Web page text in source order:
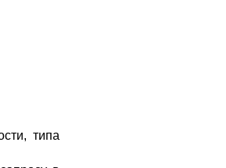
типа